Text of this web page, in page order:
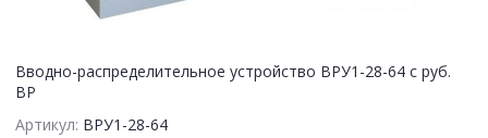
Вводно-распределительное устройство ВРУ1-28-64 с руб.
ВР
Артикул: ВРУ1-28-64